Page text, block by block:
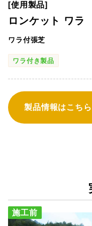
[使用製品]
ロンケット ワラ
ワラ付張芝
ワラ付き製品
製品情報はこちら
施工前